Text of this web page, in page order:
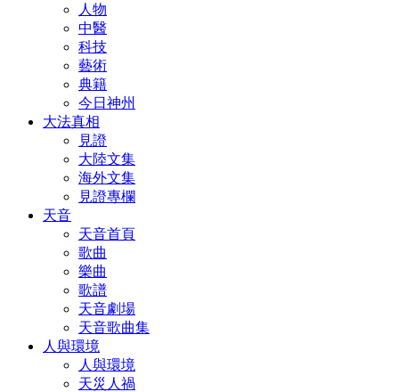
人物
中醫
科技
藝術
典籍
今日神州
大法真相
見證
大陸文集
海外文集
見證專欄
天音
天音首頁
歌曲
樂曲
歌譜
天音劇場
天音歌曲集
人與環境
人與環境
天災人禍